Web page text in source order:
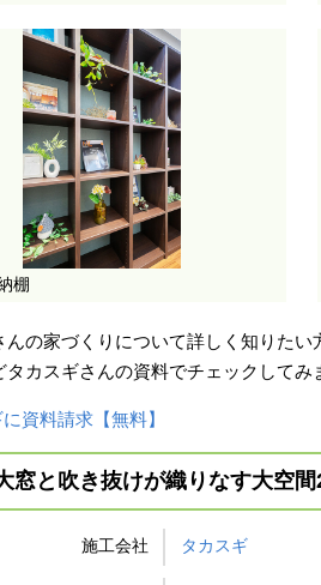
棚
んの家づくりについて詳しく知りた
タカスギさんの資料でチェックしてみ
資料請求【無料】
窓と吹き抜けが織りなす大空
施工会社 タカスギ